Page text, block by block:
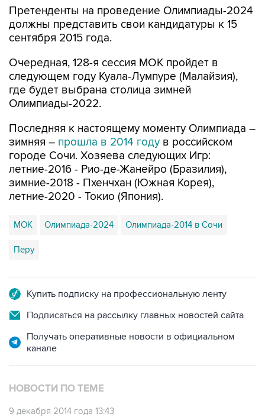
Претенденты на проведение Олимпиады-2024
должны представить свои кандидатуры к 15
сентября 2015 года.
Очередная, 128-я сессия МОК пройдет в
следующем году Куала-Лумпуре (Малайзия),
где будет выбрана столица зимней
Олимпиады-2022.
Последняя к настоящему моменту Олимпиада –
зимняя – прошла в 2014 году в российском
городе Сочи. Хозяева следующих Игр:
летние-2016 - Рио-де-Жанейро (Бразилия),
зимние-2018 - Пхенчхан (Южная Корея),
летние-2020 - Токио (Япония).
МОК Олимпиада-2024 Олимпиада-2014 в Сочи
Перу
Купить подписку на профессиональную ленту
Подписаться на рассылку главных новостей сайта
Получать оперативные новости в официальном
канале
НОВОСТИ ПО ТЕМЕ
9 декабря 2014 года 13:43